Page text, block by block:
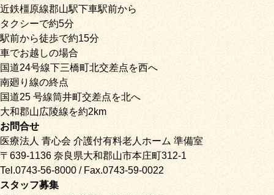
近鉄橿原線郡山駅下車駅前から
タクシーで約5分
駅前から徒歩で約15分
車でお越しの場合
国道24号線下三橋町北交差点を西へ
南廻り線の終点
国道25 号線筒井町交差点を北へ
大和郡山広陵線を約2km
お問合せ
医療法人 青心会 介護付有料老人ホーム 準備室
〒639-1136 奈良県大和郡山市本庄町312-1
Tel.0743-56-8000 / Fax.0743-59-0022
スタッフ募集